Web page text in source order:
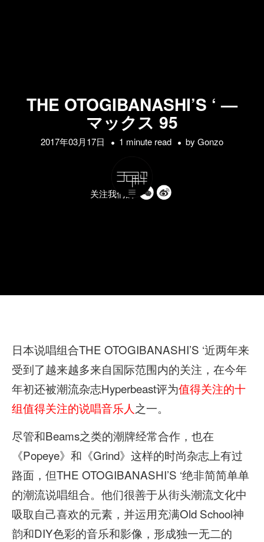
THE OTOGIBANASHI’S ‘ —
マックス 95
2017年03月17日 1 minute read by Gonzo
关注我们的:
日本说唱组合THE OTOGIBANASHI’S ‘近两年来
受到了越来越多来自国际范围内的关注，在今年
年初还被潮流杂志Hyperbeast评为值得关注的十
组值得关注的说唱音乐人 之一。
尽管和Beams之类的潮牌经常合作，也在
《Popeye》和《Grind》这样的时尚杂志上有过
路面，但THE OTOGIBANASHI’S ‘绝非简简单单
的潮流说唱组合。他们很善于从街头潮流文化中
吸取自己喜欢的元素，并运用充满Old School神
韵和DIY色彩的音乐和影像，形成独一无二的